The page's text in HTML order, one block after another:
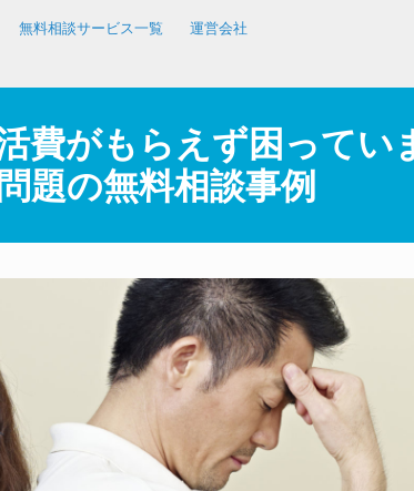
無料相談サービス一覧 運営会社
費がもらえず困ってい
題の無料相談事例